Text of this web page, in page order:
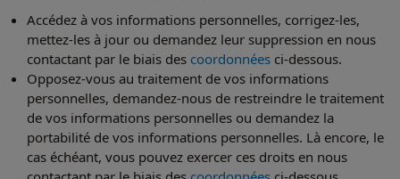
Accédez à vos informations personnelles, corrigez-les,
mettez-les à jour ou demandez leur suppression en nous
contactant par le biais des coordonnées ci-dessous.
Opposez-vous au traitement de vos informations
personnelles, demandez-nous de restreindre le traitement
de vos informations personnelles ou demandez la
portabilité de vos informations personnelles. Là encore, le
cas échéant, vous pouvez exercer ces droits en nous